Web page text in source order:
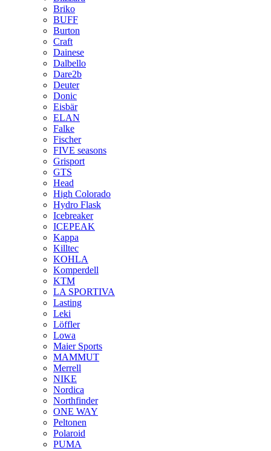
Briko
BUFF
Burton
Craft
Dainese
Dalbello
Dare2b
Deuter
Donic
Eisbär
ELAN
Falke
Fischer
FIVE seasons
Grisport
GTS
Head
High Colorado
Hydro Flask
Icebreaker
ICEPEAK
Kappa
Killtec
KOHLA
Komperdell
KTM
LA SPORTIVA
Lasting
Leki
Löffler
Lowa
Maier Sports
MAMMUT
Merrell
NIKE
Nordica
Northfinder
ONE WAY
Peltonen
Polaroid
PUMA